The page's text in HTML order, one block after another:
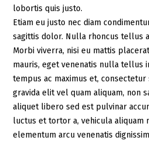
lobortis quis justo.
Etiam eu justo nec diam
sagittis dolor. Nulla rhoncus tellus
Morbi viverra, nisi eu mattis
mauris, eget venenatis nulla tellus
tempus ac maximus et, consectetur
gravida elit vel quam aliquam, non
aliquet libero sed est pulvinar
luctus et tortor a, vehicula aliquam
elementum arcu venenatis